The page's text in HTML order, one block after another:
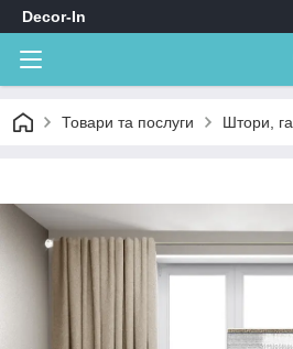
Decor-In
Товари та послуги Штори,